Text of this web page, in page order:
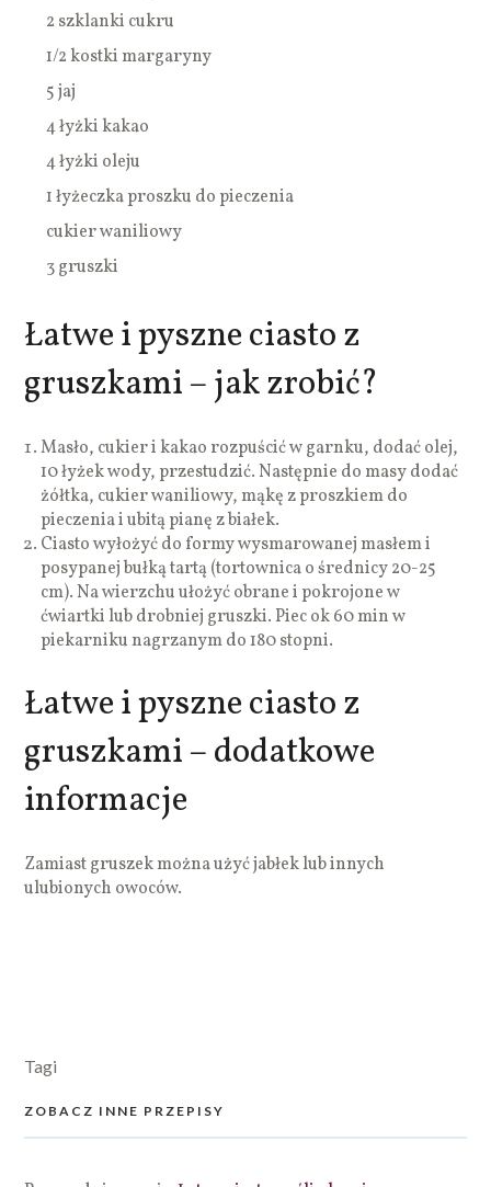
2 szklanki cukru
1/2 kostki margaryny
5 jaj
4 łyżki kakao
4 łyżki oleju
1 łyżeczka proszku do pieczenia
cukier waniliowy
3 gruszki
Łatwe i pyszne ciasto z
gruszkami – jak zrobić?
Masło, cukier i kakao rozpuścić w garnku, dodać olej,
10 łyżek wody, przestudzić. Następnie do masy dodać
żółtka, cukier waniliowy, mąkę z proszkiem do
pieczenia i ubitą pianę z białek.
Ciasto wyłożyć do formy wysmarowanej masłem i
posypanej bułką tartą (tortownica o średnicy 20-25
cm). Na wierzchu ułożyć obrane i pokrojone w
ćwiartki lub drobniej gruszki. Piec ok 60 min w
piekarniku nagrzanym do 180 stopni.
Łatwe i pyszne ciasto z
gruszkami – dodatkowe
informacje
Zamiast gruszek można użyć jabłek lub innych
ulubionych owoców.
Tagi
ZOBACZ INNE PRZEPISY